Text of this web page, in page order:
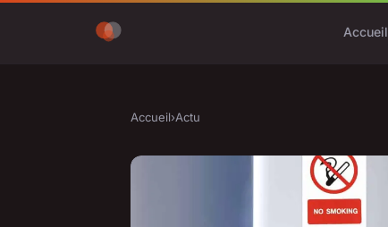
Accueil
Accueil›Actu